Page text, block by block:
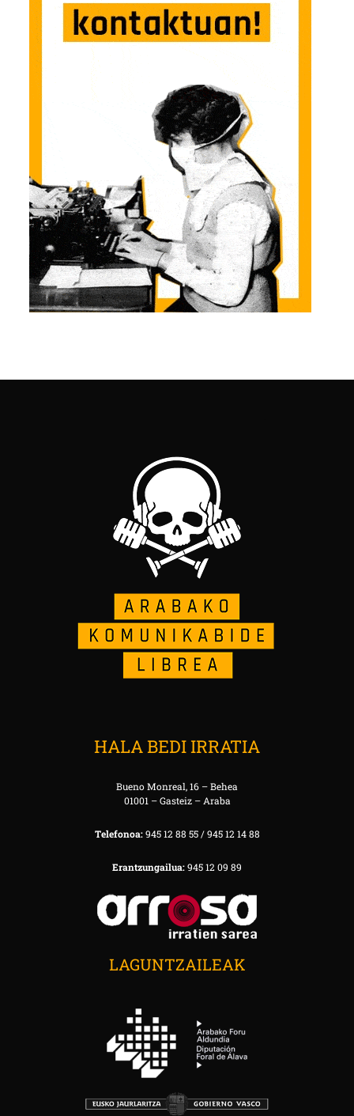
HALA BEDI IRRATIA
Bueno Monreal, 16 – Behea
01001 – Gasteiz – Araba
Telefonoa:945 12 88 55 / 945 12 14 88
Erantzungailua:945 12 09 89
LAGUNTZAILEAK